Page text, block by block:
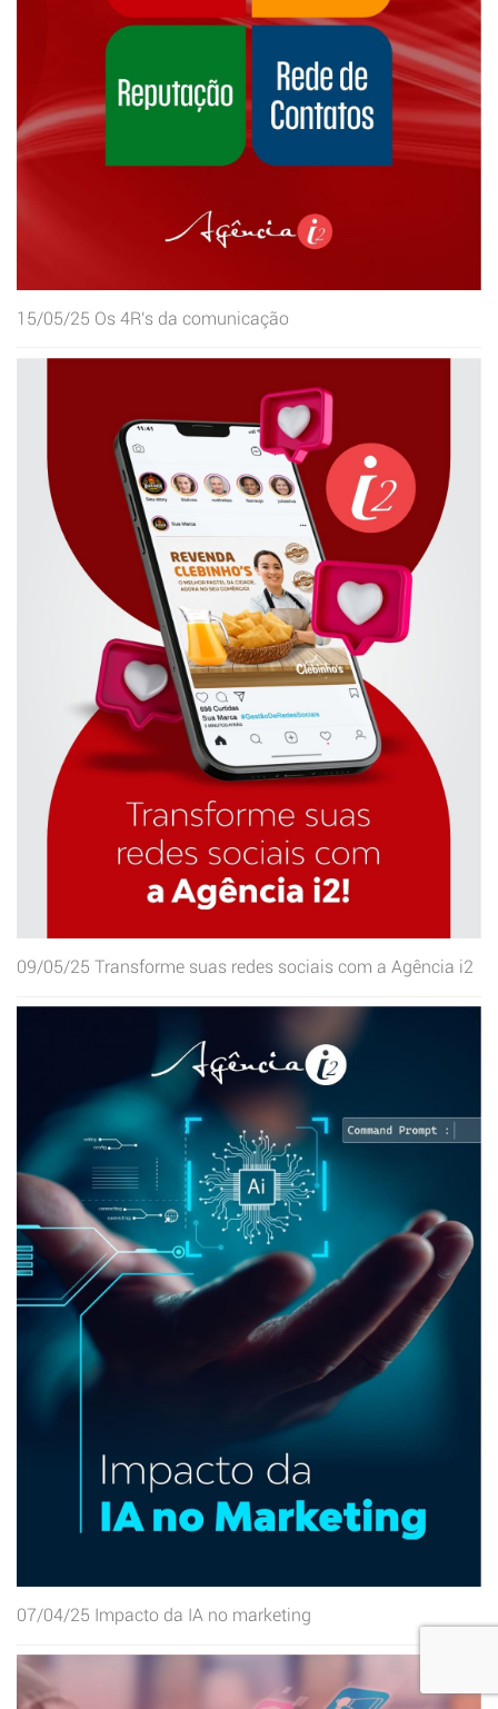
15/05/25 Os 4R's da comunicação
09/05/25 Transforme suas redes sociais com a Agência i2
07/04/25 Impacto da IA no marketing